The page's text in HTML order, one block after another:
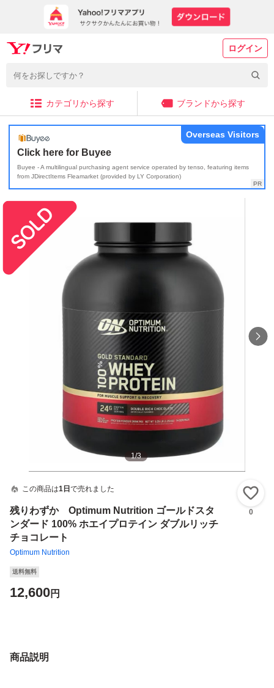
ログイン
カテゴリから探す ブランドから探す
Click here for Buyee
Buyee - A multilingual purchasing agent service operated by tenso, featuring items
from JDirectItems Fleamarket (provided by LY Corporation)
Overseas Visitors
1/3
この商品は1日 で売れました
残りわずか Optimum Nutrition ゴールドスタ
ンダード 100% ホエイプロテイン ダブルリッチ
チョコレート
Optimum Nutrition
0
送料無料
12,600円
商品説明